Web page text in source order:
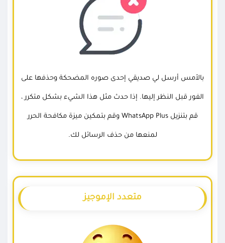
بالأمس أرسل لي صديقي إحدى صوره المضحكة وحذفها على
الفور قبل النظر إليها. إذا حدث مثل هذا الشيء بشكل متكرر ،
قم بتنزيل WhatsApp Plus وقم بتمكين ميزة مكافحة الحرر
لمنعها من حذف الرسائل لك.
متعدد الإموجيز